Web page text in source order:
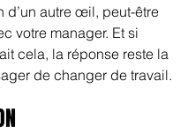
d’un autre œil, peut-être
votre manager. Et si
cela, la réponse reste la
de changer de travail.